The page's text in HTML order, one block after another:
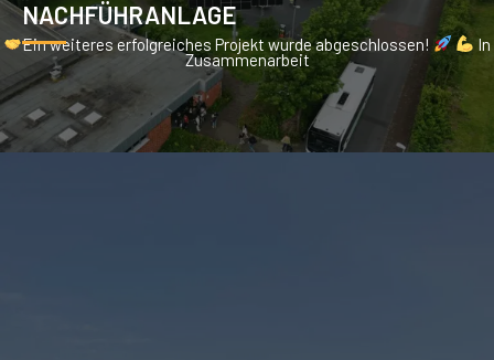
NACHFÜHRANLAGE
Ein weiteres erfolgreiches Projekt wurde abgeschlossen!
In
Zusammenarbeit